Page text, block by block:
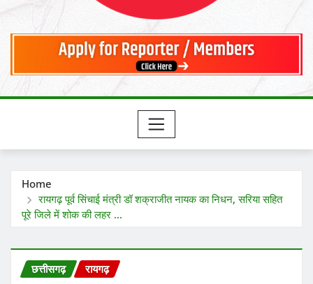
Home
रायगढ़ पूर्व सिंचाई मंत्री डॉ शक्राजीत नायक का निधन, सरिया सहित
पूरे जिले में शोक की लहर …
छत्तीसगढ़ रायगढ़